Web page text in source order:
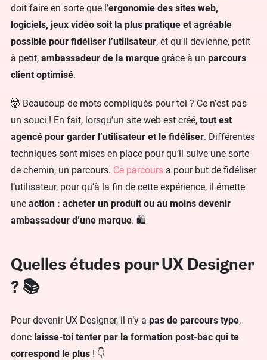
doit faire en sorte que l’ergonomie des sites web,
logiciels, jeux vidéo soit la plus pratique et agréable
possible pour fidéliser l’utilisateur, et qu’il devienne, petit
à petit, ambassadeur de la marque grâce à un parcours
client optimisé.
🤯 Beaucoup de mots compliqués pour toi ? Ce n’est pas
un souci ! En fait, lorsqu’un site web est créé, tout est
agencé pour garder l’utilisateur et le fidéliser. Différentes
techniques sont mises en place pour qu’il suive une sorte
de chemin, un parcours. Ce parcours a pour but de fidéliser
l’utilisateur, pour qu’à la fin de cette expérience, il émette
une action : acheter un produit ou au moins devenir
ambassadeur d’une marque. 🛍️
Quelles études pour UX Designer
? 📚
Pour devenir UX Designer, il n’y a pas de parcours type,
donc laisse-toi tenter par la formation post-bac qui te
correspond le plus ! 👇